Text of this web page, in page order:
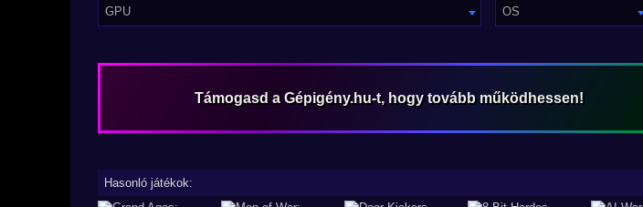
GPU OS
Támogasd a Gépigény.hu-t, hogy tovább működhessen!
Hasonló játékok: